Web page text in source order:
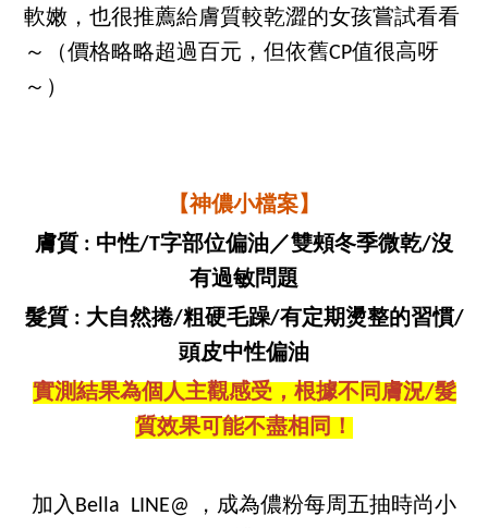
軟嫩，也很推薦給膚質較乾澀的女孩嘗試看看
～（價格略略超過百元，但依舊CP值很高呀
～）
【神儂小檔案】
膚質 : 中性/T字部位偏油／雙頰冬季微乾/沒
有過敏問題
髮質 : 大自然捲/粗硬毛躁/有定期燙整的習慣/
頭皮中性偏油
實測結果為個人主觀感受，根據不同膚況/髮
質效果可能不盡相同！
加入Bella LINE@ ，成為儂粉每周五抽時尚小